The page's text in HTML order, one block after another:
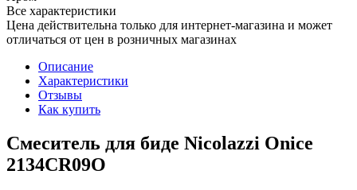
Все характеристики
Цена действительна только для интернет-магазина и может
отличаться от цен в розничных магазинах
Описание
Характеристики
Отзывы
Как купить
Смеситель для биде Nicolazzi Onice
2134CR09O